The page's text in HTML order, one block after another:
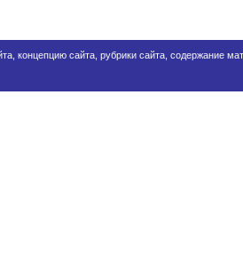
концепцию сайта, рубрики сайта, содержание